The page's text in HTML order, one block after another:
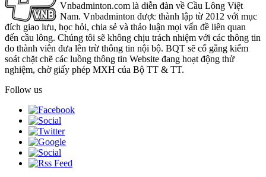
Vnbadminton.com là diễn đàn về Cầu Lông Việt
Nam. Vnbadminton được thành lập từ 2012 với mục
đích giao lưu, học hỏi, chia sẻ và thảo luận mọi vấn đề liên quan
đến cầu lông. Chúng tôi sẽ không chịu trách nhiệm với các thông tin
do thành viên đưa lên trừ thông tin nội bộ. BQT sẽ cố gắng kiểm
soát chặt chẽ các luồng thông tin Website đang hoạt động thử
nghiệm, chờ giấy phép MXH của Bộ TT & TT.
Follow us